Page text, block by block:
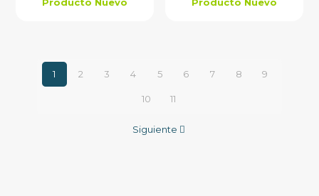
1 2 3 4 5 6 7 8 9
10 11
Siguiente